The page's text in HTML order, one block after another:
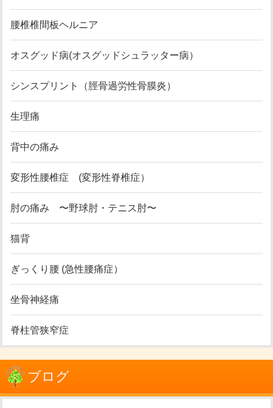
腰椎椎間板ヘルニア
オスグッド病(オスグッドシュラッター病）
シンスプリント（脛骨過労性骨膜炎）
生理痛
背中の痛み
変形性腰椎症 (変形性脊椎症）
肘の痛み 〜野球肘・テニス肘〜
猫背
ぎっくり腰 (急性腰痛症）
坐骨神経痛
脊柱管狭窄症
ブログ